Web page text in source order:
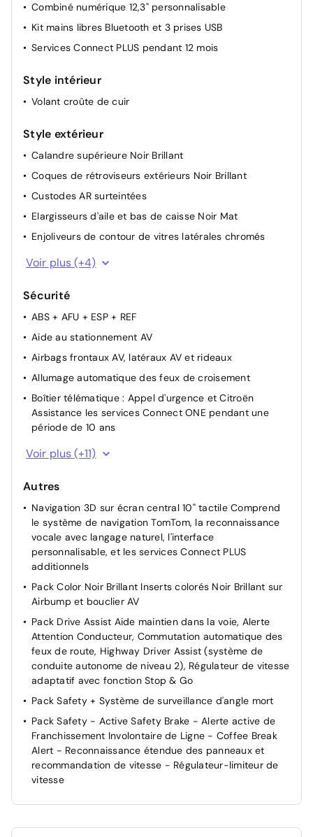
Plancher de coffre escamotable
Prise 12V sur la console centrale
Rétroviseurs extérieurs électriques dégivrants
avec éclairage d'accueil
Siège conducteur avec réglage lombaire
Suspension Citroën Advanced Comfort
Volant réglable en hauteur et en profondeur
Combiné numérique 12,3" personnalisable
Kit mains libres Bluetooth et 3 prises USB
Services Connect PLUS pendant 12 mois
Style intérieur
Volant croûte de cuir
Style extérieur
Calandre supérieure Noir Brillant
Coques de rétroviseurs extérieurs Noir Brillant
Custodes AR surteintées
Elargisseurs d'aile et bas de caisse Noir Mat
Enjoliveurs de contour de vitres latérales chromés
Feux diurnes à LED avec clignotants à LED
Poignées de portes extérieures Noir Brillant
Sabots de protection Aluminium Brillant
Voir plus (+4)
Sécurité
ABS + AFU + ESP + REF
Aide au stationnement AV
Airbags frontaux AV, latéraux AV et rideaux
Allumage automatique des feux de croisement
Boîtier télématique : Appel d'urgence et Citroën
Assistance les services Connect ONE pendant une
période de 10 ans
Caméra de recul avec Top Rear Vision
Feux AR 3D à LED
Fixations ISOFIX sur les sièges passager AV et latéraux
AR
Frein de stationnement électrique automatique
Projecteurs antibrouillard avec éclairage statique
Projecteurs LED
Rétroviseur intérieur électrochrome
TCS (Contrôle de la traction)
Vitres et lunette AR surteintées
Verrouillage centralisé
Voir plus (+11)
Autres
Navigation 3D sur écran central 10" tactile Comprend
le système de navigation TomTom, la reconnaissance
vocale avec langage naturel, l'interface
personnalisable, et les services Connect PLUS
additionnels
Pack Color Noir Brillant Inserts colorés Noir Brillant sur
Airbump et bouclier AV
Pack Drive Assist Aide maintien dans la voie, Alerte
Attention Conducteur, Commutation automatique des
feux de route, Highway Driver Assist (système de
conduite autonome de niveau 2), Régulateur de vitesse
adaptatif avec fonction Stop & Go
Pack Safety + Système de surveillance d'angle mort
Pack Safety - Active Safety Brake - Alerte active de
Franchissement Involontaire de Ligne - Coffee Break
Alert - Reconnaissance étendue des panneaux et
recommandation de vitesse - Régulateur-limiteur de
vitesse